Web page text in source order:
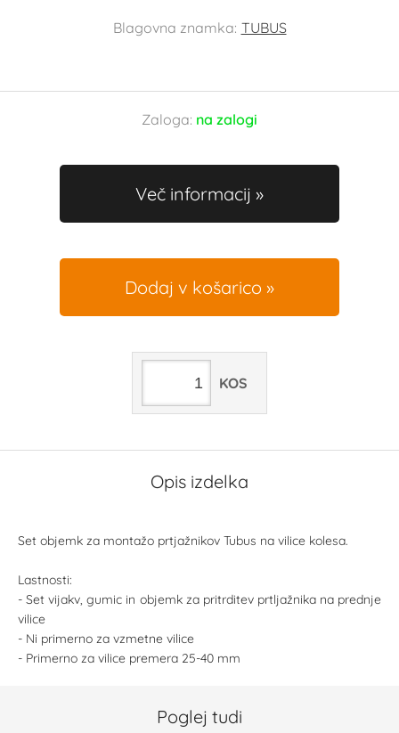
Blagovna znamka: TUBUS
Zaloga: na zalogi
Več informacij
Dodaj v košarico
KOS
Opis izdelka
Set objemk za montažo prtjažnikov Tubus na vilice kolesa.
Lastnosti:
- Set vijakv, gumic in objemk za pritrditev prtljažnika na prednje
vilice
- Ni primerno za vzmetne vilice
- Primerno za vilice premera 25-40 mm
Poglej tudi